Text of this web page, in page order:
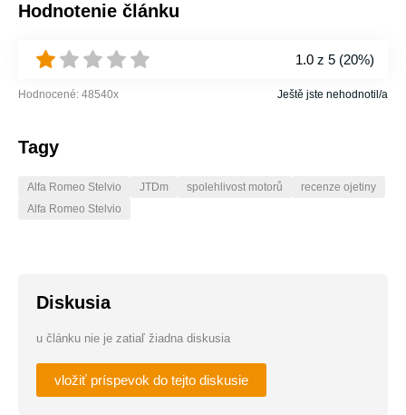
Hodnotenie článku
1.0 z 5 (20%)
Hodnocené: 48540x Ještě jste nehodnotil/a
Tagy
Alfa Romeo Stelvio JTDm spolehlivost motorů
recenze ojetiny
Alfa Romeo Stelvio
Diskusia
u článku nie je zatiaľ žiadna diskusia
vložiť príspevok do tejto diskusie